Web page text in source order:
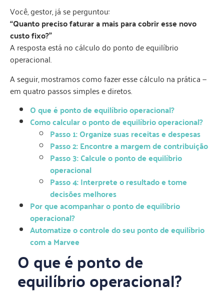
Você, gestor, já se perguntou:
“Quanto preciso faturar a mais para cobrir esse novo
custo fixo?”
A resposta está no cálculo do ponto de equilíbrio
operacional.
A seguir, mostramos como fazer esse cálculo na prática —
em quatro passos simples e diretos.
O que é ponto de equilíbrio operacional?
Como calcular o ponto de equilíbrio operacional?
Passo 1: Organize suas receitas e despesas
Passo 2: Encontre a margem de contribuição
Passo 3: Calcule o ponto de equilíbrio
operacional
Passo 4: Interprete o resultado e tome
decisões melhores
Por que acompanhar o ponto de equilíbrio
operacional?
Automatize o controle do seu ponto de equilíbrio
com a Marvee
O que é ponto de
equilíbrio operacional?